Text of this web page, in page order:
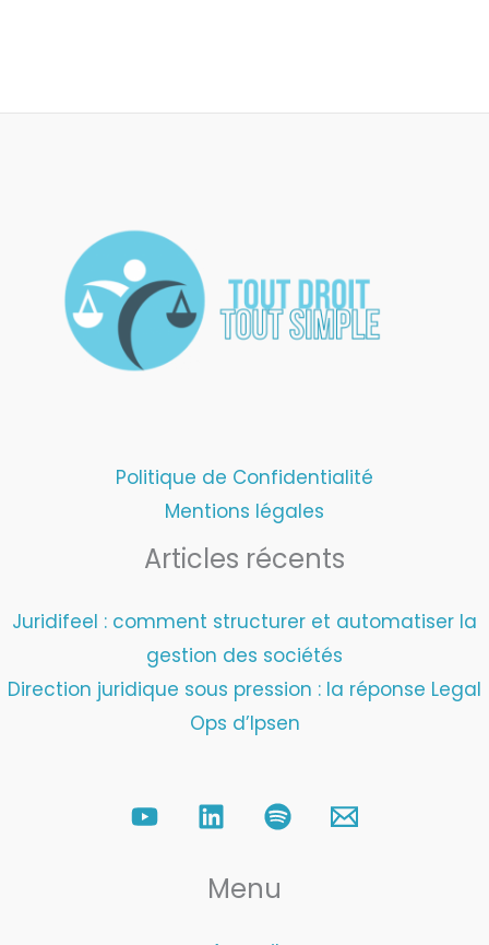
Politique de Confidentialité
Mentions légales
Articles récents
Juridifeel : comment structurer et automatiser la
gestion des sociétés
Direction juridique sous pression : la réponse Legal
Ops d’Ipsen
Menu